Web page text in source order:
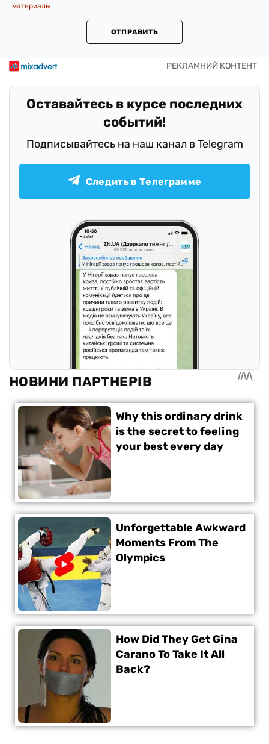
материалы
ОТПРАВИТЬ
Оставайтесь в курсе последних
событий!
Подписывайтесь на наш канал в Telegram
Следить в Телеграмме